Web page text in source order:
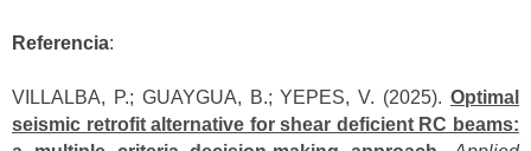
Referencia:
VILLALBA, P.; GUAYGUA, B.; YEPES, V. (2025). Optimal
seismic retrofit alternative for shear deficient RC beams: